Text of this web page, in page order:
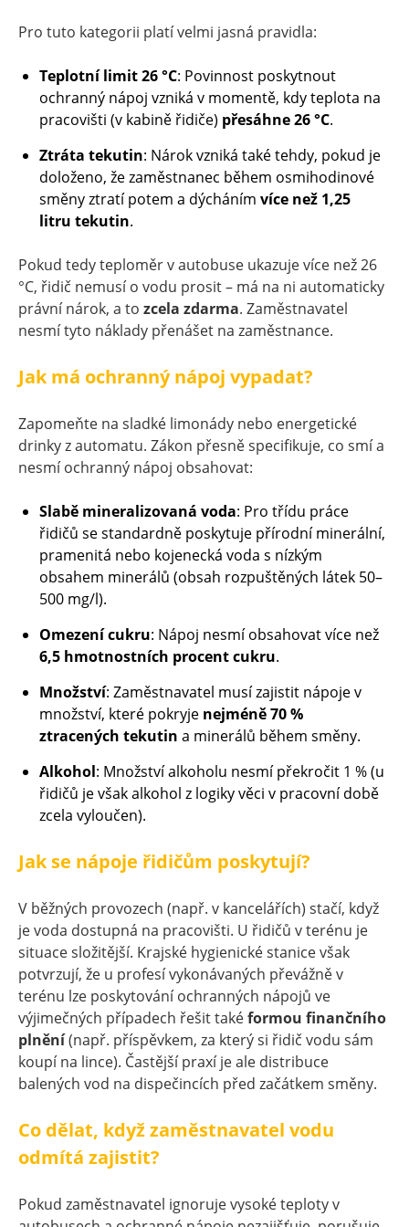
Pro tuto kategorii platí velmi jasná pravidla:
Teplotní limit 26 °C: Povinnost poskytnout
ochranný nápoj vzniká v momentě, kdy teplota na
pracovišti (v kabině řidiče) přesáhne 26 °C.
Ztráta tekutin: Nárok vzniká také tehdy, pokud je
doloženo, že zaměstnanec během osmihodinové
směny ztratí potem a dýcháním více než 1,25
litru tekutin.
Pokud tedy teploměr v autobuse ukazuje více než 26
°C, řidič nemusí o vodu prosit – má na ni automaticky
právní nárok, a to zcela zdarma. Zaměstnavatel
nesmí tyto náklady přenášet na zaměstnance.
Jak má ochranný nápoj vypadat?
Zapomeňte na sladké limonády nebo energetické
drinky z automatu. Zákon přesně specifikuje, co smí a
nesmí ochranný nápoj obsahovat:
Slabě mineralizovaná voda: Pro třídu práce
řidičů se standardně poskytuje přírodní minerální,
pramenitá nebo kojenecká voda s nízkým
obsahem minerálů (obsah rozpuštěných látek 50–
500 mg/l).
Omezení cukru: Nápoj nesmí obsahovat více než
6,5 hmotnostních procent cukru.
Množství: Zaměstnavatel musí zajistit nápoje v
množství, které pokryje nejméně 70 %
ztracených tekutin a minerálů během směny.
Alkohol: Množství alkoholu nesmí překročit 1 % (u
řidičů je však alkohol z logiky věci v pracovní době
zcela vyloučen).
Jak se nápoje řidičům poskytují?
V běžných provozech (např. v kancelářích) stačí, když
je voda dostupná na pracovišti. U řidičů v terénu je
situace složitější. Krajské hygienické stanice však
potvrzují, že u profesí vykonávaných převážně v
terénu lze poskytování ochranných nápojů ve
výjimečných případech řešit takéformou finančního
plnění(např. příspěvkem, za který si řidič vodu sám
koupí na lince). Častější praxí je ale distribuce
balených vod na dispečincích před začátkem směny.
Co dělat, když zaměstnavatel vodu
odmítá zajistit?
Pokud zaměstnavatel ignoruje vysoké teploty v